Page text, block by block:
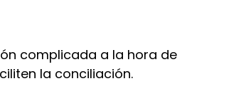
complicada a la hora de
la conciliación.